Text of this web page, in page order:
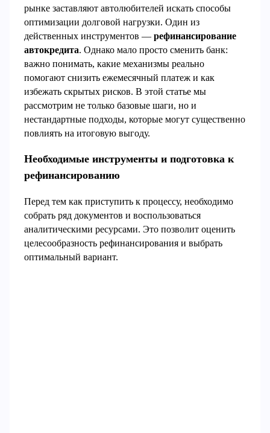
рынке заставляют автолюбителей искать способы
оптимизации долговой нагрузки. Один из
действенных инструментов —рефинансирование
автокредита. Однако мало просто сменить банк:
важно понимать, какие механизмы реально
помогают снизить ежемесячный платеж и как
избежать скрытых рисков. В этой статье мы
рассмотрим не только базовые шаги, но и
нестандартные подходы, которые могут существенно
повлиять на итоговую выгоду.
Необходимые инструменты и подготовка к
рефинансированию
Перед тем как приступить к процессу, необходимо
собрать ряд документов и воспользоваться
аналитическими ресурсами. Это позволит оценить
целесообразность рефинансирования и выбрать
оптимальный вариант.